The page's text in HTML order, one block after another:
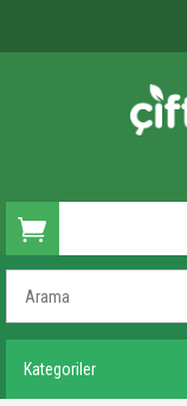
Kategoriler